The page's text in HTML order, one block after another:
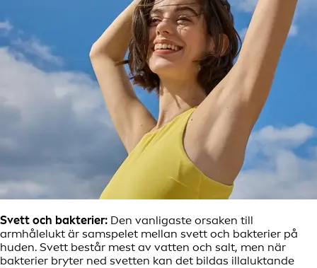
Svett och bakterier: Den vanligaste orsaken till
armhålelukt är samspelet mellan svett och bakterier på
huden. Svett består mest av vatten och salt, men när
bakterier bryter ned svetten kan det bildas illaluktande